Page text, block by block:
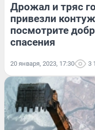
Дрожал и тряс
привезли
посмотрите
спасения
20 января, 2023, 17:30 3